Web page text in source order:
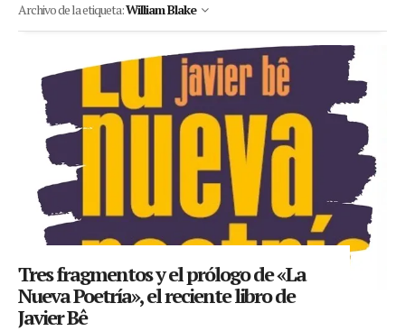
Archivo de la etiqueta:William Blake
Tres fragmentos y el prólogo de «La
Nueva Poetría», el reciente libro de
Javier Bê